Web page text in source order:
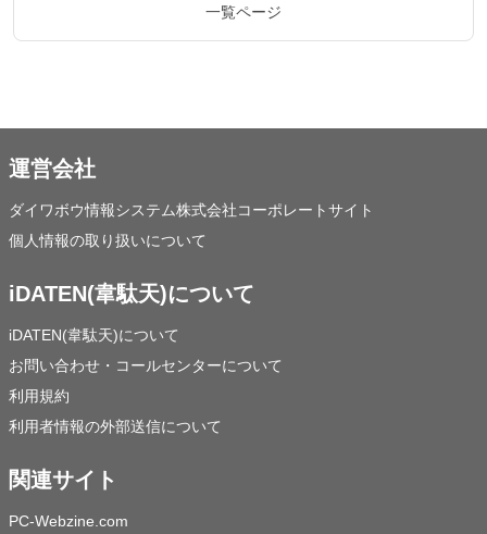
一覧ページ
運営会社
ダイワボウ情報システム株式会社コーポレートサイト
個人情報の取り扱いについて
iDATEN(韋駄天)について
iDATEN(韋駄天)について
お問い合わせ・コールセンターについて
利用規約
利用者情報の外部送信について
関連サイト
PC-Webzine.com